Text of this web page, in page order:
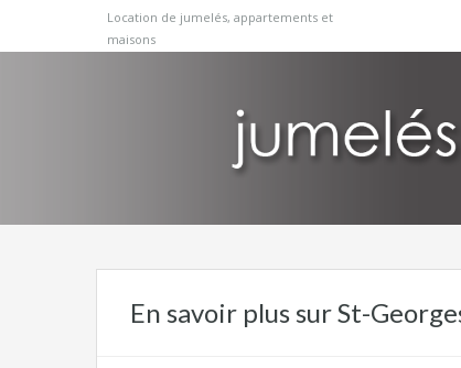
Location de jumelés, appartements et
maisons
En savoir plus sur St-